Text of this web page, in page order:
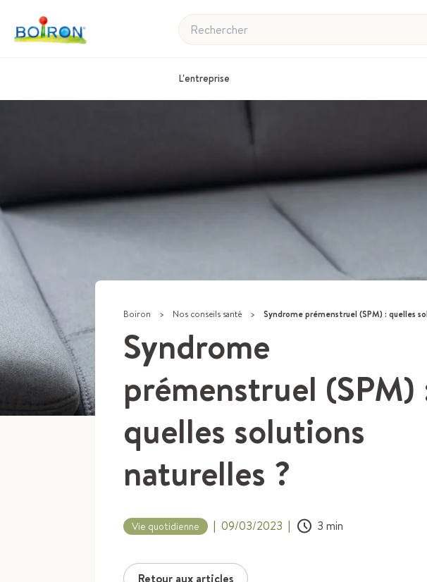
Rechercher
L'entreprise
Boiron > Nos conseils santé > Syndrome prémenstruel (SPM) : quelles solutions
Syndrome
prémenstruel (SPM)
quelles solutions
naturelles ?
Vie quotidienne | 09/03/2023 | 3 min
Retour aux articles